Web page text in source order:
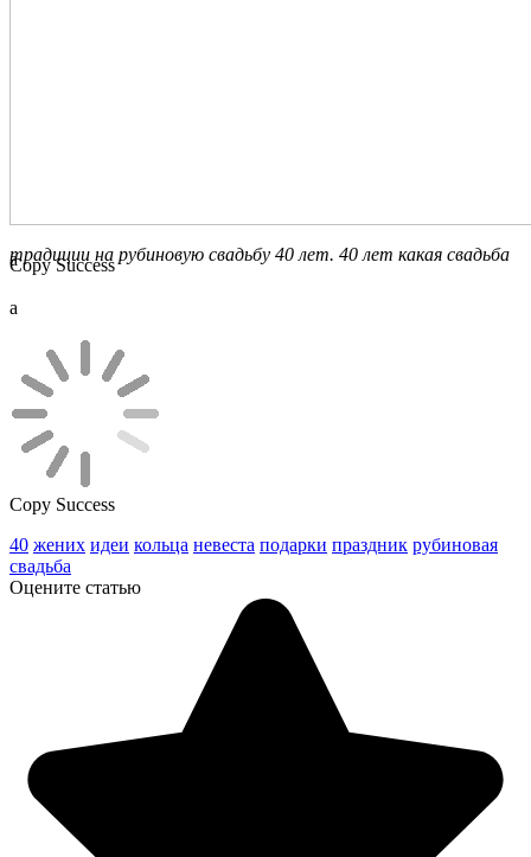
a
традиции на рубиновую свадьбу 40 лет. 40 лет какая свадьба
Copy Success
a
Copy Success
40 жених идеи кольца невеста подарки праздник рубиновая
свадьба
Оцените статью